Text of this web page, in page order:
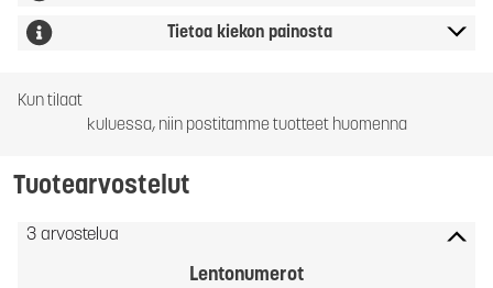
Tietoa kiekon painosta
Kun tilaat
kuluessa, niin postitamme tuotteet huomenna
Tuotearvostelut
3 arvostelua
Lentonumerot